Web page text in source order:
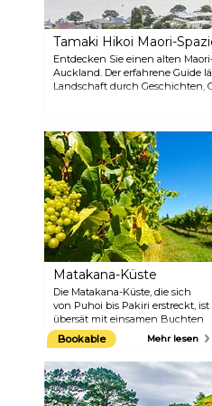
Tamaki Hikoi Maori-
Entdecken Sie einen alten
Auckland. Der erfahrene Guide
Landschaft durch Geschichten,
werden. Sie werden
Generation weitergegeben
Matakana-Küste
Die Matakana-Küste, die sich
von Puhoi bis Pakiri erstreckt, ist
übersät mit einsamen Buchten
mit kleinen Inseln und
Erholungsgebieten und bietet
einige der besten Weine, Kunst,
Kunsthandwerk und
Besucherattraktionen im
ländlichen Neuseeland, und das
Bookable Mehr lesen